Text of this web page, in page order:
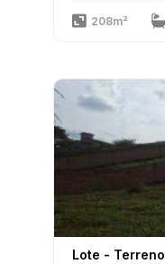
208m²
Lote - Terreno